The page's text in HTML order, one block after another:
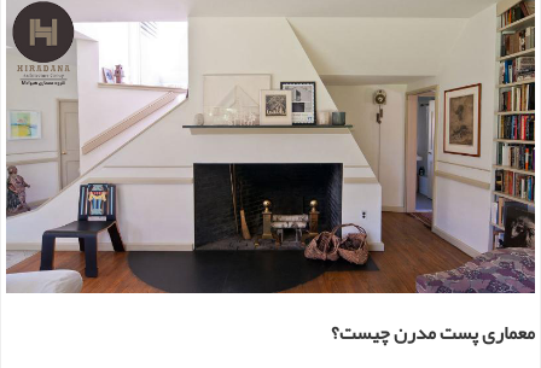
معماری پست مدرن چیست؟